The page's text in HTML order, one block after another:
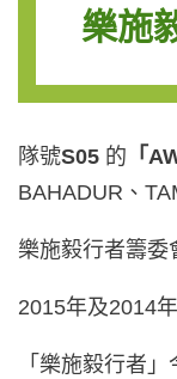
樂施
隊號S05 的 「
BAHADUR、
樂施毅行者籌委
2015年及2014
「樂施毅行者